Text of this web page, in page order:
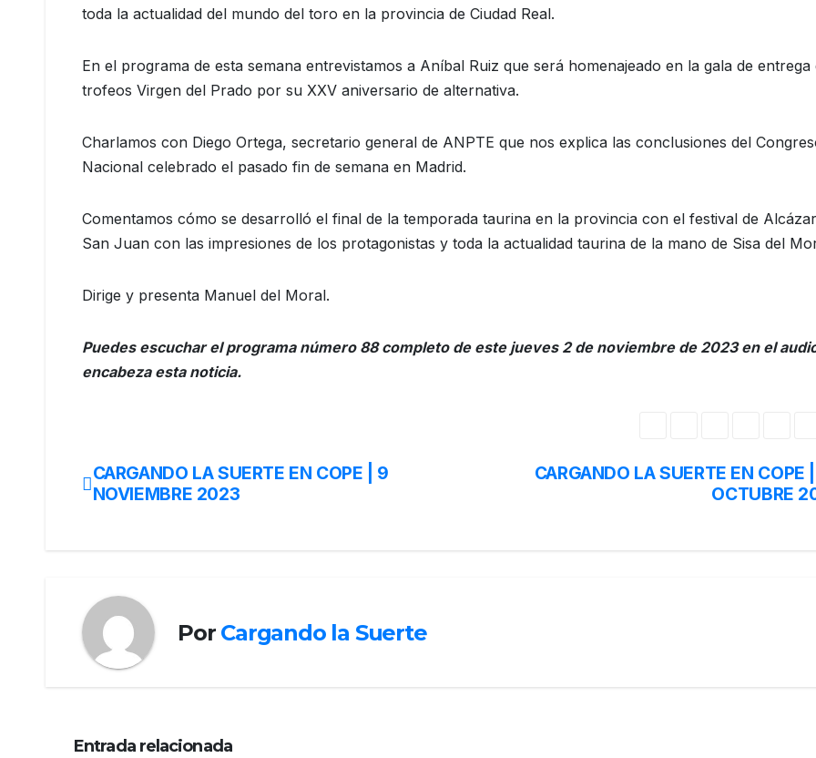
toda la actualidad del mundo del toro en la provincia de Ciudad Real.
En el programa de esta semana entrevistamos a Aníbal Ruiz que será homenajeado en la gala de entrega
trofeos Virgen del Prado por su XXV aniversario de alternativa.
Charlamos con Diego Ortega, secretario general de ANPTE que nos explica las conclusiones del
Nacional celebrado el pasado fin de semana en Madrid.
Comentamos cómo se desarrolló el final de la temporada taurina en la provincia con el festival de
San Juan con las impresiones de los protagonistas y toda la actualidad taurina de la mano de Sisa del
Dirige y presenta Manuel del Moral.
Puedes escuchar el programa número 88 completo de este jueves 2 de noviembrede 2023 en el
encabeza esta noticia.
CARGANDO LA SUERTE EN COPE
OCTUBRE
CARGANDO LA SUERTE EN COPE | 9
NOVIEMBRE 2023
Por Cargando la Suerte
Entrada relacionada